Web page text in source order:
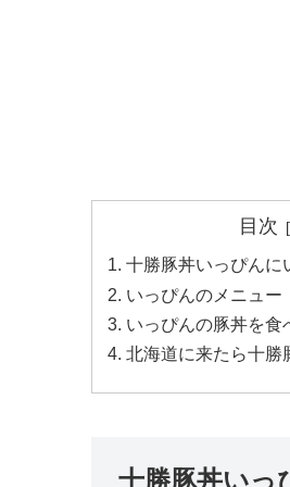
目次
十勝豚丼いっぴんに
いっぴんのメニュー
いっぴんの豚丼を食
北海道に来たら十勝
十勝豚丼いっ